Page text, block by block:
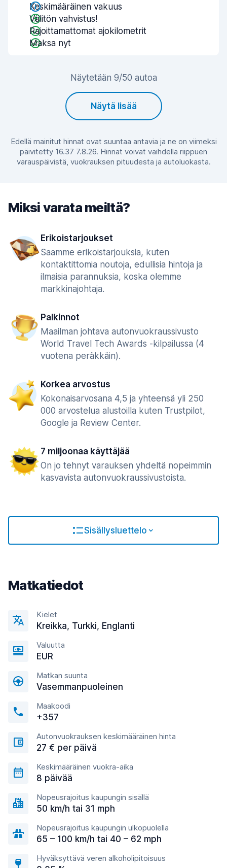
Keskimääräinen vakuus
Välitön vahvistus!
Rajoittamattomat ajokilometrit
Maksa nyt
Näytetään 9/50 autoa
Näytä lisää
Edellä mainitut hinnat ovat suuntaa antavia ja ne on viimeksi
päivitetty 16.37 7.8.26. Hinnat voivat vaihdella riippuen
varauspäivistä, vuokrauksen pituudesta ja autoluokasta.
Miksi varata meiltä?
Erikoistarjoukset
Saamme erikoistarjouksia, kuten
kontaktittomia noutoja, edullisia hintoja ja
ilmaisia parannuksia, koska olemme
markkinajohtaja.
Palkinnot
Maailman johtava autonvuokraussivusto
World Travel Tech Awards -kilpailussa (4
vuotena peräkkäin).
Korkea arvostus
Kokonaisarvosana 4,5 ja yhteensä yli 250
000 arvostelua alustoilla kuten Trustpilot,
Google ja Review Center.
7 miljoonaa käyttäjää
On jo tehnyt varauksen yhdeltä nopeimmin
kasvavista autonvuokraussivustoista.
Sisällysluettelo
Matkatiedot
Kielet
Kreikka, Turkki, Englanti
Valuutta
EUR
Matkan suunta
Vasemmanpuoleinen
Maakoodi
+357
Autonvuokrauksen keskimääräinen hinta
27 € per päivä
Keskimääräinen vuokra-aika
8 päivää
Nopeusrajoitus kaupungin sisällä
50 km/h tai 31 mph
Nopeusrajoitus kaupungin ulkopuolella
65 – 100 km/h tai 40 – 62 mph
Hyväksyttävä veren alkoholipitoisuus